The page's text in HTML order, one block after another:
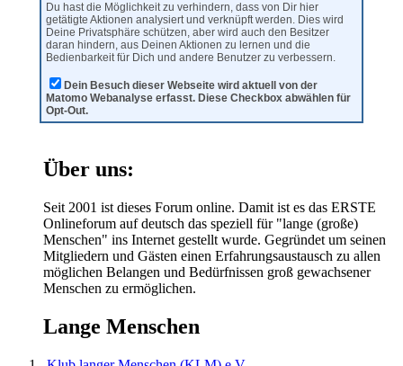
Du hast die Möglichkeit zu verhindern, dass von Dir hier
getätigte Aktionen analysiert und verknüpft werden. Dies wird
Deine Privatsphäre schützen, aber wird auch den Besitzer
daran hindern, aus Deinen Aktionen zu lernen und die
Bedienbarkeit für Dich und andere Benutzer zu verbessern.
Dein Besuch dieser Webseite wird aktuell von der
Matomo Webanalyse erfasst. Diese Checkbox abwählen für
Opt-Out.
Über uns:
Seit 2001 ist dieses Forum online. Damit ist es das ERSTE
Onlineforum auf deutsch das speziell für "lange (große)
Menschen" ins Internet gestellt wurde. Gegründet um seinen
Mitgliedern und Gästen einen Erfahrungsaustausch zu allen
möglichen Belangen und Bedürfnissen groß gewachsener
Menschen zu ermöglichen.
Lange Menschen